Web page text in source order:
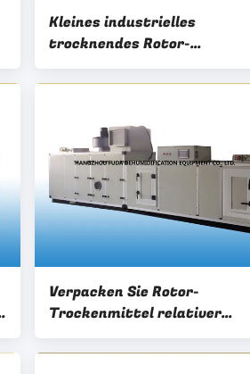
Kleines industrielles
trocknendes Rotor-
Trockenmittel
Verpacken Sie Rotor-
Trockenmittel relativer
Feuchtigkeit Schwedens
Proflute trocknendes ≤ 35%